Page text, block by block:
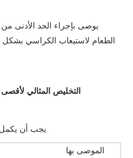
الطعام لاستيعاب الكراسي
التخليص المثالي
يجب أن
الموصى بها